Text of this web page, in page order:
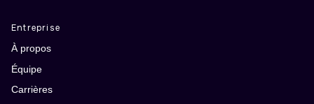
Entreprise
À propos
Équipe
Carrières